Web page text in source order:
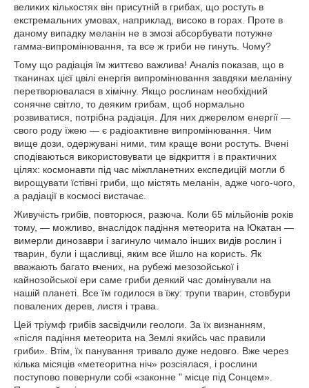
великих кількостях він присутній в грибах, що ростуть в
екстремальних умовах, наприклад, високо в горах. Проте в
даному випадку меланін не в змозі абсорбувати потужне
гамма-випромінювання, та все ж гриби не гинуть. Чому?
Тому що радіація їм життєво важлива! Аналіз показав, що в
тканинах цієї цвілі енергія випромінювання завдяки меланіну
перетворювалася в хімічну. Якщо рослинам необхідний
сонячне світло, то деяким грибам, щоб нормально
розвиватися, потрібна радіація. Для них джерелом енергії —
свого роду їжею — є радіоактивне випромінювання. Чим
вище дози, одержувані ними, тим краще вони ростуть. Вчені
сподіваються використовувати це відкриття і в практичних
цілях: космонавти під час міжпланетних експедицій могли б
вирощувати їстівні гриби, що містять меланін, адже чого-чого,
а радіації в космосі вистачає.
Живучість грибів, повторюся, разюча. Коли 65 мільйонів років
тому, — можливо, внаслідок падіння метеорита на Юкатан —
вимерли динозаври і загинуло чимало інших видів рослин і
тварин, були і щасливці, яким все йшло на користь. Як
вважають багато вчених, на рубежі мезозойської і
кайнозойської ери саме гриби деякий час домінували на
нашій планеті. Все їм годилося в їжу: трупи тварин, стовбури
повалених дерев, листя і трава.
Цей тріумф грибів засвідчили геологи. За їх визнанням,
«після падіння метеорита на Землі якийсь час правили
гриби». Втім, їх панування тривало дуже недовго. Вже через
кілька місяців «метеоритна ніч» розсіялася, і рослини
поступово повернули собі «законне " місце під Сонцем».